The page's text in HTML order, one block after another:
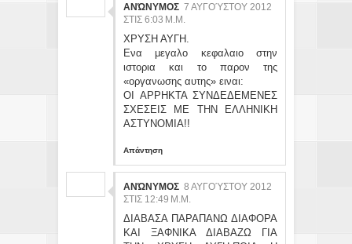
ΑΝΏΝΥΜΟΣ 7 ΑΥΓΟΎΣΤΟΥ 2012
ΣΤΙΣ 6:03 Μ.Μ.
ΧΡΥΣΗ ΑΥΓΗ.
Ενα μεγαλο κεφαλαιο στην
ιστορια και το παρον της
«οργανωσης αυτης» ειναι:
ΟΙ ΑΡΡΗΚΤΑ ΣΥΝΔΕΔΕΜΕΝΕΣ
ΣΧΕΣΕΙΣ ΜΕ ΤΗΝ ΕΛΛΗΝΙΚΗ
ΑΣΤΥΝΟΜΙΑ!!
Απάντηση
ΑΝΏΝΥΜΟΣ 8 ΑΥΓΟΎΣΤΟΥ 2012
ΣΤΙΣ 12:49 Μ.Μ.
ΔΙΑΒΑΣΑ ΠΑΡΑΠΑΝΩ ΔΙΑΦΟΡΑ
ΚΑΙ ΞΑΦΝΙΚΑ ΔΙΑΒΑΖΩ ΓΙΑ